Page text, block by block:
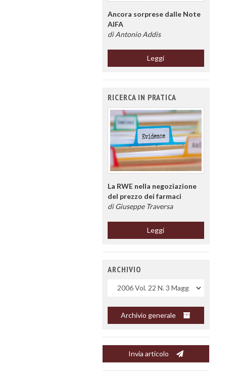
Ancora sorprese dalle Note
AIFA
di Antonio Addis
Leggi
RICERCA IN PRATICA
La RWE nella negoziazione
del prezzo dei farmaci
di Giuseppe Traversa
Leggi
ARCHIVIO
Uscite
Archivio generale
Invia articolo